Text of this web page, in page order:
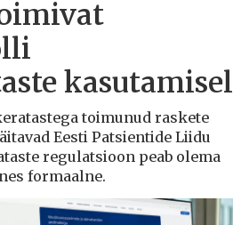
kasutamisel
toimunud raskete
Eesti Patsientide Liidu
regulatsioon peab olema
formaalne.